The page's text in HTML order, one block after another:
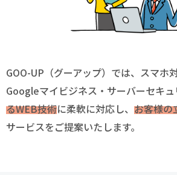
GOO-UP（グーアップ）では、スマホ
Googleマイビジネス・サーバーセキュ
るWEB技術に柔軟に対応し、 お客様の
サービスをご提案いたします。